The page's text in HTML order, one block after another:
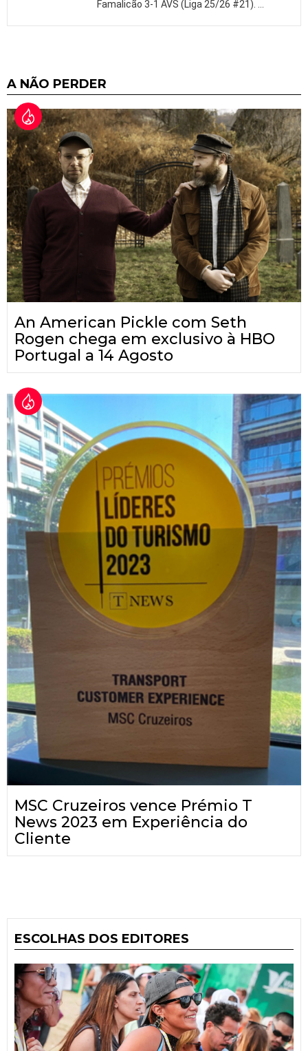
Famalicão 3-1 AVS (Liga 25/26 #21).
A NÃO PERDER
An American Pickle com Seth
Rogen chega em exclusivo à HBO
Portugal a 14 Agosto
MSC Cruzeiros vence Prémio T
News 2023 em Experiência do
Cliente
ESCOLHAS DOS EDITORES